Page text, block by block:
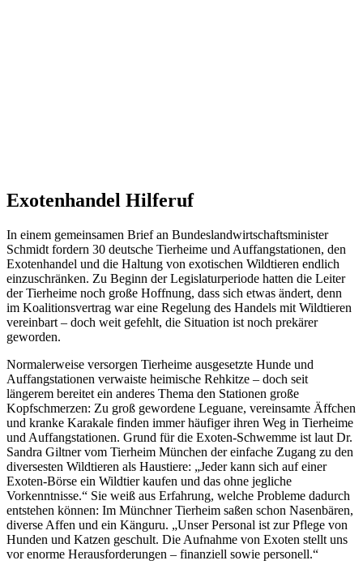
Exotenhandel Hilferuf
In einem gemeinsamen Brief an Bundeslandwirtschaftsminister
Schmidt fordern 30 deutsche Tierheime und Auffangstationen, den
Exotenhandel und die Haltung von exotischen Wildtieren endlich
einzuschränken. Zu Beginn der Legislaturperiode hatten die Leiter
der Tierheime noch große Hoffnung, dass sich etwas ändert, denn
im Koalitionsvertrag war eine Regelung des Handels mit Wildtieren
vereinbart – doch weit gefehlt, die Situation ist noch prekärer
geworden.
Normalerweise versorgen Tierheime ausgesetzte Hunde und
Auffangstationen verwaiste heimische Rehkitze – doch seit
längerem bereitet ein anderes Thema den Stationen große
Kopfschmerzen: Zu groß gewordene Leguane, vereinsamte Äffchen
und kranke Karakale finden immer häufiger ihren Weg in Tierheime
und Auffangstationen. Grund für die Exoten-Schwemme ist laut Dr.
Sandra Giltner vom Tierheim München der einfache Zugang zu den
diversesten Wildtieren als Haustiere: „Jeder kann sich auf einer
Exoten-Börse ein Wildtier kaufen und das ohne jegliche
Vorkenntnisse.“ Sie weiß aus Erfahrung, welche Probleme dadurch
entstehen können: Im Münchner Tierheim saßen schon Nasenbären,
diverse Affen und ein Känguru. „Unser Personal ist zur Pflege von
Hunden und Katzen geschult. Die Aufnahme von Exoten stellt uns
vor enorme Herausforderungen – finanziell sowie personell.“